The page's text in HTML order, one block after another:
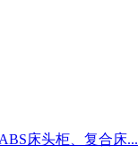
床头柜、复合床...